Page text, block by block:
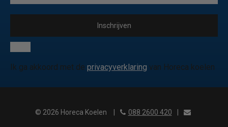
Inschrijven
Ik ga akkoord met de privacyverklaring van Horeca koelen
© 2026 Horeca Koelen 088 2600 420